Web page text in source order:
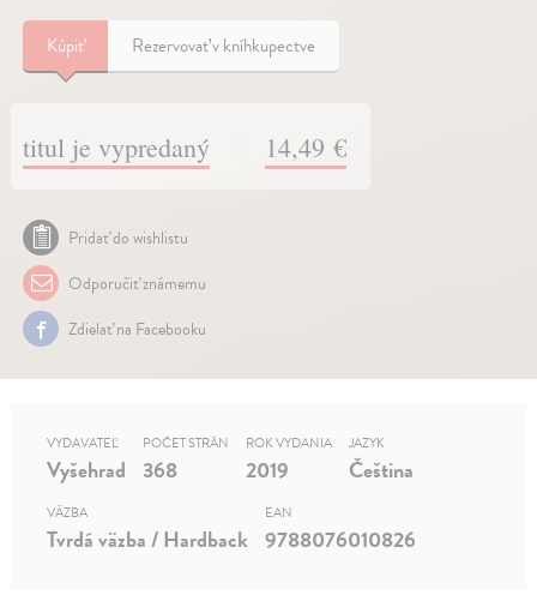
Kúpiť Rezervovať v kníhkupectve
titul je vypredaný 14,49 €
Pridať do wishlistu
Odporučiť známemu
Zdielať na Facebooku
VYDAVATEĽ
Vyšehrad
POČET STRÁN
368
ROK VYDANIA
2019
JAZYK
Čeština
VÄZBA
Tvrdá väzba / Hardback
EAN
9788076010826